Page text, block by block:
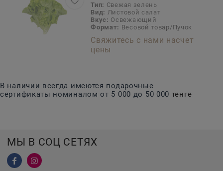
Тип: Свежая зелень
Вид: Листовой салат
Вкус: Освежающий
Формат: Весовой товар/Пучок
Свяжитесь с нами насчет
цены
В наличии всегда имеются подарочные
сертификаты номиналом от 5 000 до 50 000 тенге
МЫ В СОЦ СЕТЯХ